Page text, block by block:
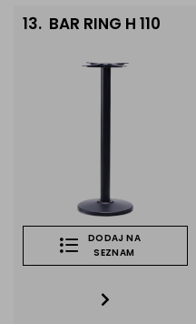
13. BAR RING H 110
DODAJ NA
SEZNAM